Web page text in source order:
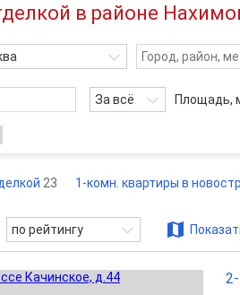
в районе
За всё Площадь,
23 1-комн. квартиры в
по рейтингу